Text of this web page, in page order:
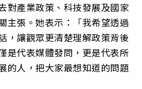
對產業政策、科技發展及國家
主張。她表示：「我希望透過
，讓觀眾更清楚理解政策背後
是代表媒體發問，更是代表所
的人，把大家最想知道的問題